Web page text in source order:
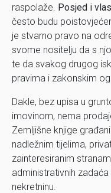
raspolaže. Posjed i
često budu
je stvarno pravo na
svome nositelju da s
te da svakog drugog
pravima i zakonskim
Dakle, bez upisa u
imovinom, nema
Zemljišne knjige
nadležnim tijelima,
zainteresiranim
administrativnih
nekretninu.